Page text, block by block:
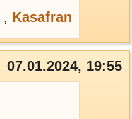
, Kasafran
07.01.2024, 19:55